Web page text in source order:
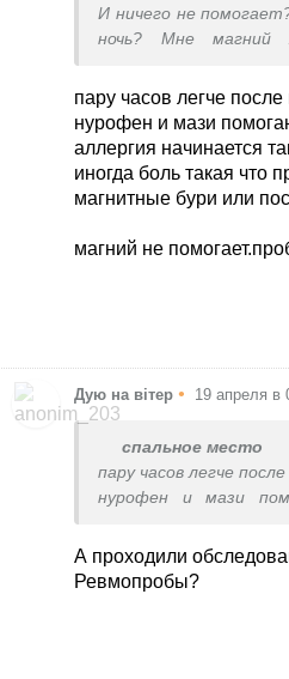
И ничего не
ночь? Мне магний
как ноги крутит.
пару часов легче
нурофен и мази
аллергия начинается
иногда боль такая что
магнитные бури или
магний не
Дую на вітер • 19 апреля в
спальное место
пару часов легче
нурофен и мази
иногда боль такая
магнитные бури
А проходили
Ревмопробы?